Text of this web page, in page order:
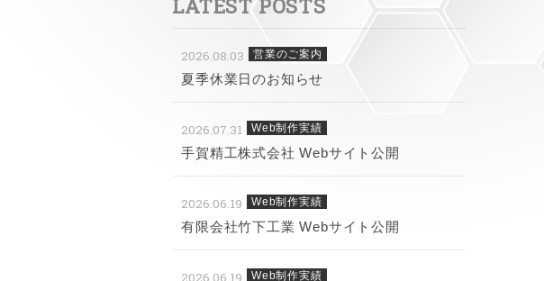
LATEST POSTS
2026.08.03 営業のご案内
夏季休業日のお知らせ
2026.07.31 Web制作実績
手賀精工株式会社 Webサイト公開
2026.06.19 Web制作実績
有限会社竹下工業 Webサイト公開
2026.06.19 Web制作実績